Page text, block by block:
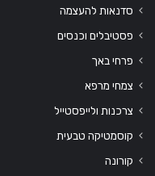
סדנאות להעצמה
פסטיבלים וכנסים
פרחי באך
צמחי מרפא
צרכנות ולייפסטייל
קוסמטיקה טבעית
קורונה